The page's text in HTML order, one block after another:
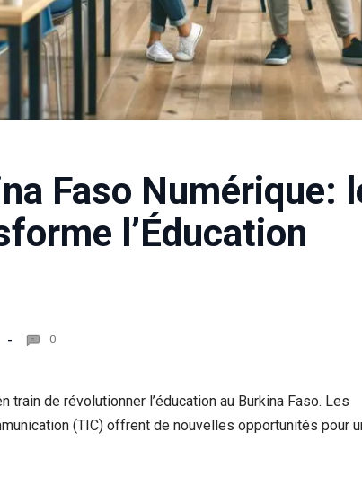
Faso Numérique:
l’Éducation
0
train de révolutionner l’éducation au Burkina Faso. Les
(TIC) offrent de nouvelles opportunités pour